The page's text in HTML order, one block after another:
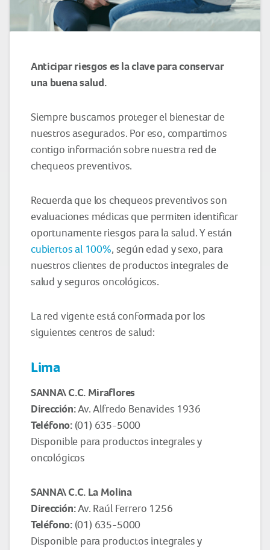
Anticipar riesgos es la clave para conservar
una buena salud.
Siempre buscamos proteger el bienestar de
nuestros asegurados. Por eso, compartimos
contigo información sobre nuestra red de
chequeos preventivos.
Recuerda que los chequeos preventivos son
evaluaciones médicas que permiten identificar
oportunamente riesgos para la salud. Y están
cubiertos al 100%, según edad y sexo, para
nuestros clientes de productos integrales de
salud y seguros oncológicos.
La red vigente está conformada por los
siguientes centros de salud:
Lima
SANNA\ C.C. Miraflores
Dirección:Av. Alfredo Benavides 1936
Teléfono:(01) 635-5000
Disponible para productos integrales y
oncológicos
SANNA\ C.C. La Molina
Dirección:Av. Raúl Ferrero 1256
Teléfono:(01) 635-5000
Disponible para productos integrales y